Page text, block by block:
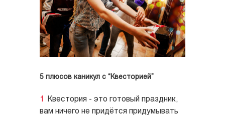
5 плюсов каникул с “Квесторией”
Квестория - это готовый праздник,
вам ничего не придётся придумывать